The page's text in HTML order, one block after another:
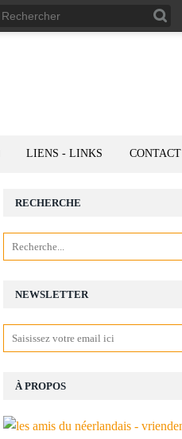
LIENS - LINKS CONTACT
NEWSLETTER
RECHERCHE
À PROPOS